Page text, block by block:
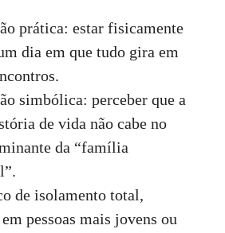
prática: estar fisicamente
dia em que tudo gira em
simbólica: perceber que a
de vida não cabe no
da “família
de isolamento total,
pessoas mais jovens ou